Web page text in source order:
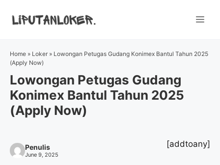
Home » Loker » Lowongan Petugas Gudang Konimex Bantul Tahun 2025
(Apply Now)
Lowongan Petugas Gudang
Konimex Bantul Tahun 2025
(Apply Now)
Penulis
June 9, 2025
[addtoany]